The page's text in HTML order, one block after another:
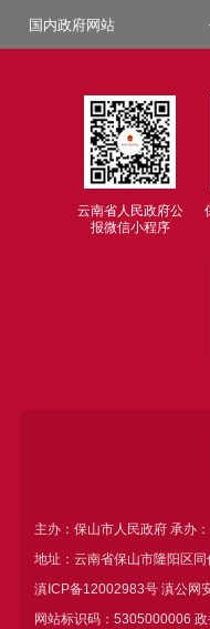
国内政府网站
云南省人民政府公
报微信小程序
主办：保山市人民政府 承办
地址：云南省保山市隆阳区
滇ICP备12002983号滇公网
网站标识码：5305000006